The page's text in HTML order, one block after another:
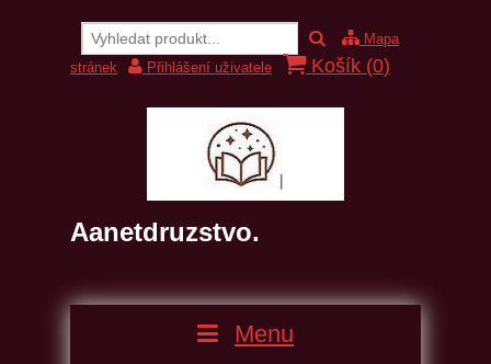
Mapa
stránek
Přihlášení uživatele Košík (0)
Aanetdruzstvo.
Menu